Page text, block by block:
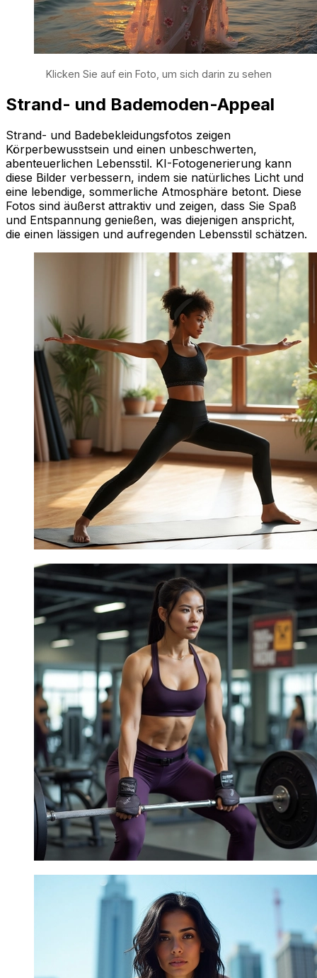
Klicken Sie auf ein Foto, um sich darin zu sehen
Strand- und Bademoden-Appeal
Strand- und Badebekleidungsfotos zeigen
Körperbewusstsein und einen unbeschwerten,
abenteuerlichen Lebensstil. KI-Fotogenerierung kann
diese Bilder verbessern, indem sie natürliches Licht und
eine lebendige, sommerliche Atmosphäre betont. Diese
Fotos sind äußerst attraktiv und zeigen, dass Sie Spaß
und Entspannung genießen, was diejenigen anspricht,
die einen lässigen und aufregenden Lebensstil schätzen.